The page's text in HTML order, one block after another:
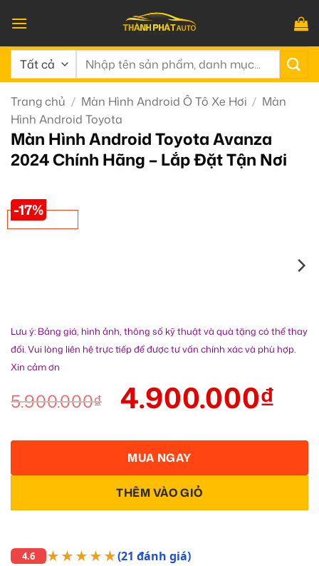
qua
nội
dung
Tìm
Trang chủ / Màn Hình Android Ô Tô Xe Hơi / Màn
Hình Android Toyota
Màn Hình Android Toyota Avanza
2024 Chính Hãng – Lắp Đặt Tận Nơi
-17%
Lưu ý: Bảng giá, hình ảnh, thông số kỹ thuật và quà tặng có thể thay
đổi. Vui lòng liên hệ trực tiếp để được tư vấn chính xác và phù hợp.
Xin cảm ơn
5.900.000₫ 4.900.000₫
THÊM VÀO GIỎ
MUA NGAY
4.6 ★★★★★(21 đánh giá)